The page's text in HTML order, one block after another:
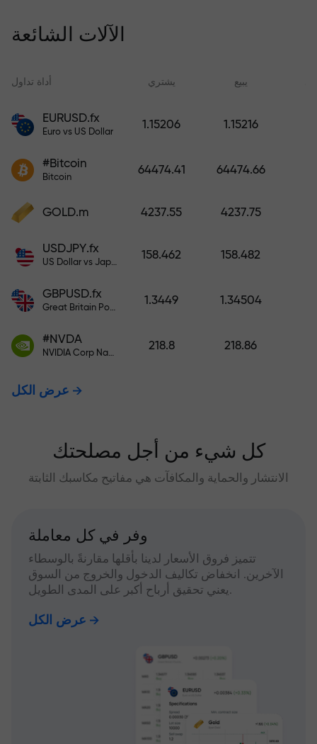
خسائرك ويضمن لك مضاعفة أرباحك
ثلاث مرات خلال ستة أشهر. تداول
مطبعياً. كلما زاد مبلغ الإيداع، زادت
الآلات الشائعة
أداة تداول يشتري يبيع
EURUSD.fx
Euro vs US Dollar
1.15206 1.15216
#Bitcoin
Bitcoin
64474.41 64474.66
GOLD.m 4237.55 4237.75
USDJPY.fx
US Dollar vs Japanese Yen
158.462 158.482
GBPUSD.fx
Great Britain Pound vs US Dollar
1.3449 1.34504
#NVDA
NVIDIA Corp Nasdaq Stock Exchange (Nasdaq) USD
218.8 218.86
عرض الكل
كل شيء من أجل مصلحتك
الانتشار والحماية والمكافآت هي مفاتيح مكاسبك الثابتة
وفر في كل معاملة
تتميز فروق الأسعار لدينا بأقلها مقارنةً بالوسطاء
الآخرين. انخفاض تكاليف الدخول والخروج من السوق
يعني تحقيق أرباح أكبر على المدى الطويل.
عرض الكل